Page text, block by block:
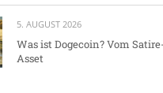
5. AUGUST 2026
Was ist Dogecoin? Vom
Asset